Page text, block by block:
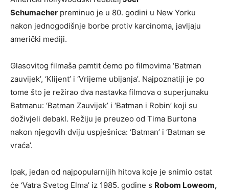
Schumacher preminuo je u 80. godini u New Yorku
nakon jednogodišnje borbe protiv karcinoma, javljaju
američki mediji.
Glasovitog filmaša pamtit ćemo po filmovima ‘Batman
zauvijek’, ‘Klijent’ i ‘Vrijeme ubijanja’. Najpoznatiji je po
tome što je režirao dva nastavka filmova o superjunaku
Batmanu: ‘Batman Zauvijek’ i ‘Batman i Robin’ koji su
doživjeli debakl. Režiju je preuzeo od Tima Burtona
nakon njegovih dviju uspješnica: ‘Batman’ i ‘Batman se
vraća’.
Ipak, jedan od najpopularnijih hitova koje je snimio ostat
će ‘Vatra Svetog Elma’ iz 1985. godine s Robom Loweom,